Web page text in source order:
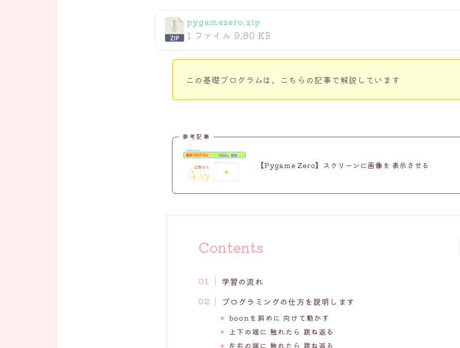
pygamezero.zip
1 ファイル 9.80 KB
この基礎プログラムは、こちらの記事で解説しています
参考記事
【Pygame Zero】スクリーンに画像を 表示させる
Contents
学習の流れ
プログラミングの仕方を説明します
boonを斜めに 向けて動かす
上下の端に 触れたら 跳ね返る
左右の端に 触れたら 跳ね返る